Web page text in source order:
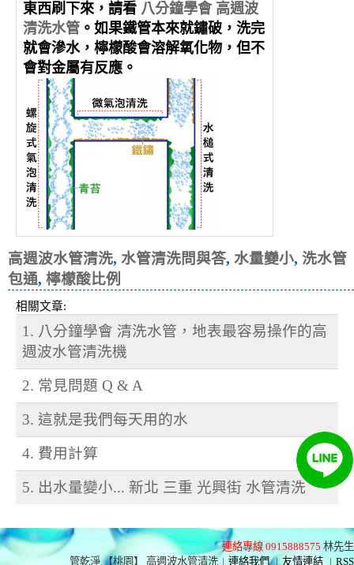
東西刷下來，請看 八分鐘學會 高週波
清洗水管 。如果鐵管本來就鏽破，洗完
就會滲水，檸檬酸會溶解氧化物，但不
會對金屬有反應。
高週波水管清洗, 水管清洗問與答, 水量變小, 洗水管
包通, 檸檬酸比例
相關文章:
1. 八分鐘學會 清洗水管，地表最容易操作的高
週波水管清洗機
2. 常見問題 Q & A
3. 這就是我們每天用的水
4. 費用計算
5. 出水量變小... 新北 三重 光興街 水管清洗
連絡專線 0915888575 林先生
管乾淨 【桃園】 高週波水管清洗 | 連絡我們 | 友情連結 | RSS